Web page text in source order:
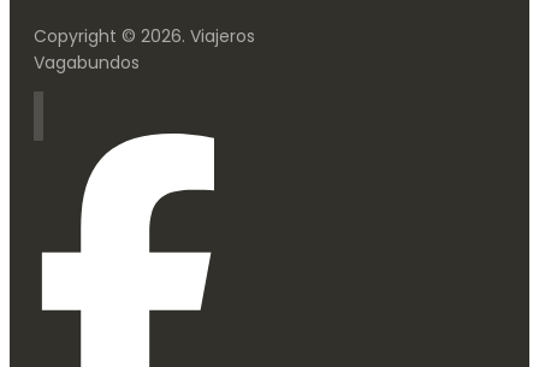
Copyright © 2026. Viajeros
Vagabundos